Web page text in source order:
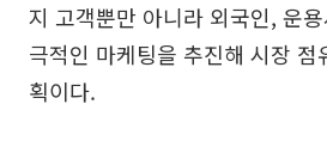
지 고객뿐만 아니라 외국인, 운
극적인 마케팅을 추진해 시장 점
획이다.